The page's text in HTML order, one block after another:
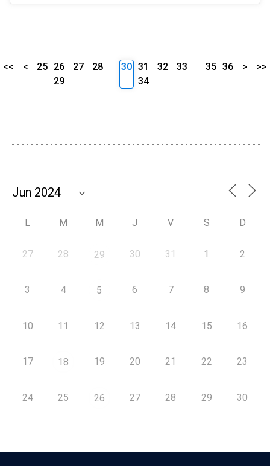
<< < 25 26 27
28
29
30 31 32
33
34
35 36 > >>
L M M J V S D
27 28 29 30 31 1 2
3 4 5 6 7 8 9
10 11 12 13 14 15 16
17 18 19 20 21 22 23
24 25 26 27 28 29 30